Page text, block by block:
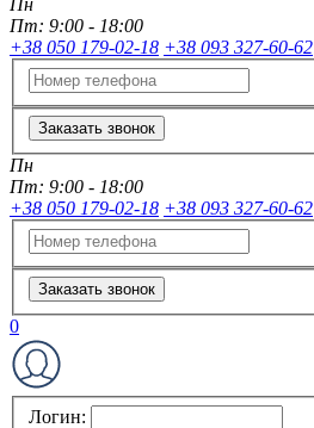
Пн
Пт: 9:00 - 18:00
+38 050 179-02-18 +38 093 327-60-62
Заказать звонок
Пн
Пт: 9:00 - 18:00
+38 050 179-02-18 +38 093 327-60-62
Заказать звонок
0
Логин: